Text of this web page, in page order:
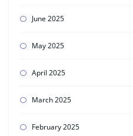
June 2025
May 2025
April 2025
March 2025
February 2025